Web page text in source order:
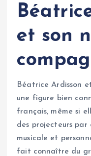
et son
Béatrice Ardisson
une figure bien
français, même si
des projecteurs par
musicale et
fait connaître du